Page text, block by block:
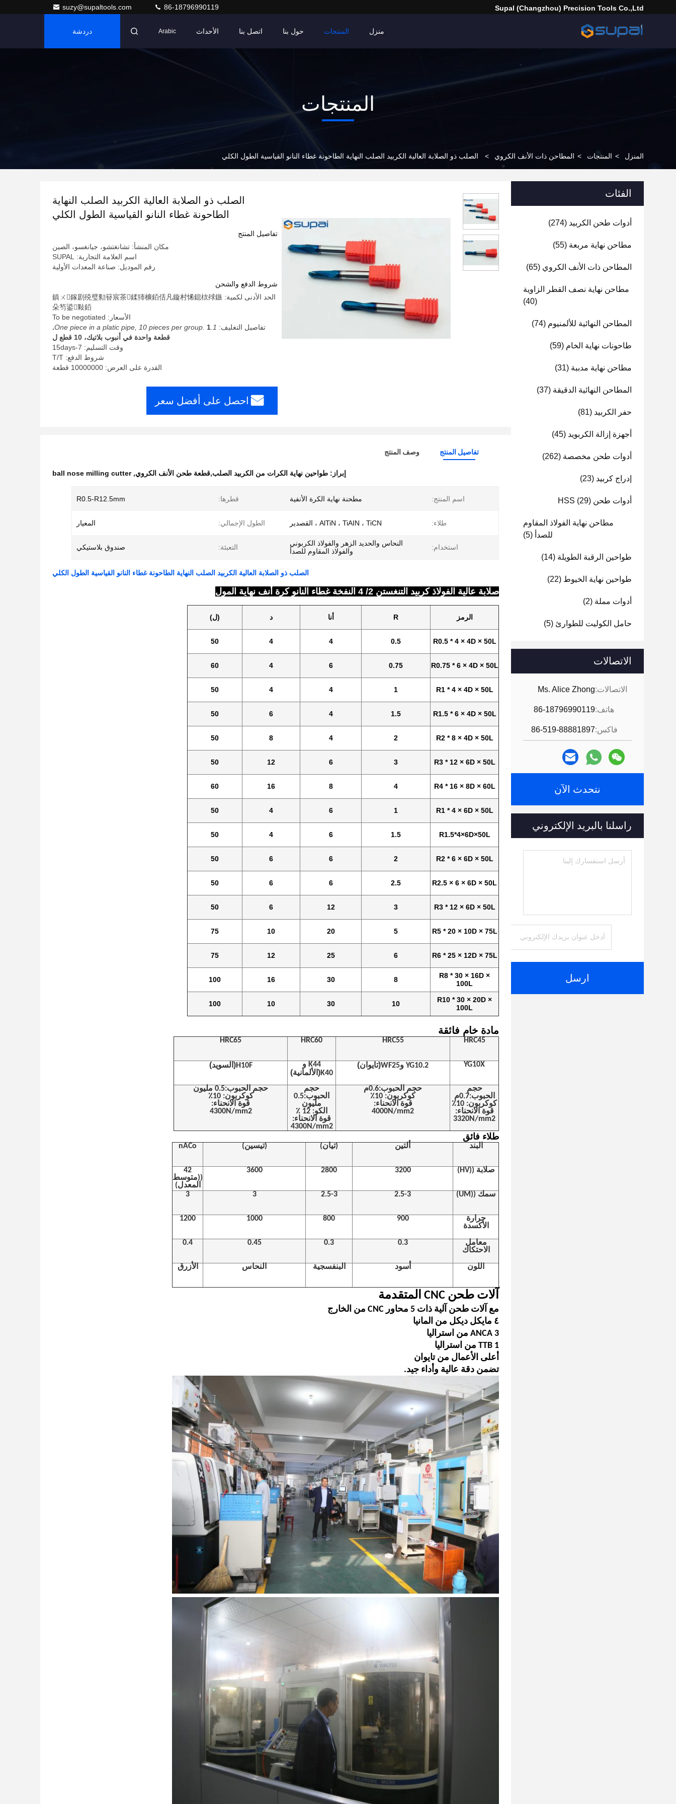
Supal (Changzhou) Precision Tools Co.,Ltd
suzy@supaltools.com 86-18796990119
منزل المنتجات حول بنا اتصل بنا الأحداث Arabic دردشة
المنتجات
المنزل > المنتجات > المطاحن ذات الأنف الكروي > الصلب ذو الصلابة العالية الكربيد الصلب النهاية الطاحونة غطاء النانو القياسية الطول الكلي
الفئات
أدوات طحن الكربيد (274)
مطاحن نهاية مربعة (55)
المطاحن ذات الأنف الكروي (65)
مطاحن نهاية نصف القطر الزاوية
(40)
المطاحن النهائية للألمنيوم (74)
طاحونات نهاية الخام (59)
مطاحن نهاية مدببة (31)
المطاحن النهائية الدقيقة (37)
حفر الكربيد (81)
أجهزة إزالة الكربويد (45)
أدوات طحن مخصصة (262)
إدراج كربيد (23)
أدوات طحن HSS (29)
مطاحن نهاية الفولاذ المقاوم
للصدأ (5)
طواحين الرقبة الطويلة (14)
طواحين نهاية الخيوط (22)
أدوات مملة (2)
حامل الكوليت للطوارئ (5)
الاتصالات
الاتصالات:Ms. Alice Zhong
هاتف:86-18796990119
فاكس:86-519-88881897
نتحدث الآن
راسلنا بالبريد الإلكتروني
ارسل
الصلب ذو الصلابة العالية الكربيد الصلب النهاية
الطاحونة غطاء النانو القياسية الطول الكلي
تفاصيل المنتج
مكان المنشأ: تشانغتشو، جيانغسو، الصين
اسم العلامة التجارية: SUPAL
رقم الموديل: صناعة المعدات الأولية
شروط الدفع والشحن
الحد الأدنى لكمية: 鎮ㄨ鎵剧殑璧勬簮宸茶鍒犻櫎銆佸凡鏇村悕鎴栨殏鏃
朵笉鍙敤銆
الأسعار: To be negotiated
تفاصيل التغليف: 1.One piece in a platic pipe, 10 pieces per group.
1.
قطعة واحدة في أنبوب بلاتيك، 10 قطع ل
وقت التسليم: 7-15days
شروط الدفع: T/T
القدرة على العرض: 10000000 قطعة
احصل على أفضل سعر
تفاصيل المنتج وصف المنتج
إبراز: طواحين نهاية الكرات من الكربيد الصلب,قطعة طحن الأنف الكروي,
ball nose milling cutter
اسم المنتج: مطحنة نهاية الكرة الأنفية قطرها: R0.5-R12.5mm
طلاء: AlTiN ، TiAIN ، TiCN ، القصدير الطول الإجمالي: المعيار
استخدام:
النحاس والحديد الزهر والفولاذ الكربوني
والفولاذ المقاوم للصدأ
التعبئة: صندوق بلاستيكي
الصلب ذو الصلابة العالية الكربيد الصلب النهاية الطاحونة غطاء النانو القياسية الطول الكلي
صلابة عالية الفولاذ كربيد التنغستن 2/ 4 النفخة غطاء النانو كرة أنف نهاية المول
الرمز R أنا د (ل)
R0.5 * 4 × 4D × 50L
0.5
4
4
50
R0.75 * 6 × 4D × 50L
0.75
6
4
60
R1 * 4 × 4D × 50L
1
4
4
50
R1.5 * 6 × 4D × 50L
1.5
4
6
50
R2 * 8 × 4D × 50L
2
4
8
50
R3 * 12 × 6D × 50L
3
6
12
50
R4 * 16 × 8D × 60L
4
8
16
60
R1 * 4 × 6D × 50L
1
6
4
50
R1.5*4×6D×50L
1.5
6
4
50
R2 * 6 × 6D × 50L
2
6
6
50
R2.5 × 6 × 6D × 50L
2.5
6
6
50
R3 * 12 × 6D × 50L
3
12
6
50
R5 * 20 × 10D × 75L
5
20
10
75
R6 * 25 × 12D × 75L
6
25
12
75
R8 * 30 × 16D ×
100L
8
30
16
100
R10 * 30 × 20D ×
100L
10
30
10
100
مادة خام فائقة
HRC45
HRC55
HRC60
HRC65
YG10X YG10.2 وWF25 (تايوان)
K44 و
K40(الألمانية)
H10F(السويد)
حجم
الحبوب:0.7م
كوكربون: 10٪
قوة الانحناء:
3320N/mm2
حجم الحبوب:0.6م
كوكربون: 10٪
قوة الانحناء:
4000N/mm2
حجم
الحبوب:0.5
مليون
الكو: 12 ٪
قوة الانحناء:
4300N/mm2
حجم الحبوب:0.5 مليون
كوكربون: 10٪
قوة الانحناء:
4300N/mm2
طلاء فائق
البند ألتين (تيان) (تيسين) nACo
صلابة ((HV) 3200
2800
3600
42
((متوسط
المعدل)
سمك ((UM)
2.5-3
2.5-3
3
3
حرارة
الأكسدة
900
800
1000
1200
معامل
الاحتكاك
0.3
0.3
0.45
0.4
اللون أسود البنفسجية النحاس الأزرق
آلات طحن CNC المتقدمة
مع آلات طحن آلية ذات 5 محاور CNC من الخارج
٤ مايكل ديكل من المانيا
3 ANCA من استراليا
1 TTB من استراليا
أعلى الأعمال من تايوان
تضمن دقة عالية وأداء جيد.